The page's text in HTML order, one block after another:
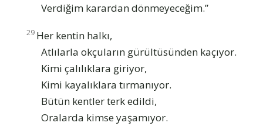
Verdiğim karardan dönmeyeceğim.”
29 Her kentin halkı,
Atlılarla okçuların gürültüsünden kaçıyor.
Kimi çalılıklara giriyor,
Kimi kayalıklara tırmanıyor.
Bütün kentler terk edildi,
Oralarda kimse yaşamıyor.